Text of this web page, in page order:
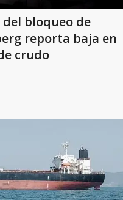
del bloqueo de
reporta baja en
crudo